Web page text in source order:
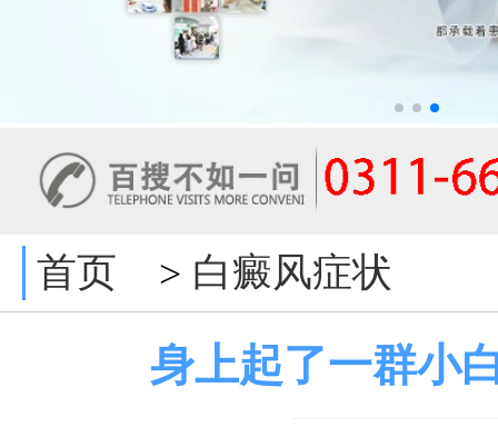
首页 > 白癜风症状
身上起了一群小